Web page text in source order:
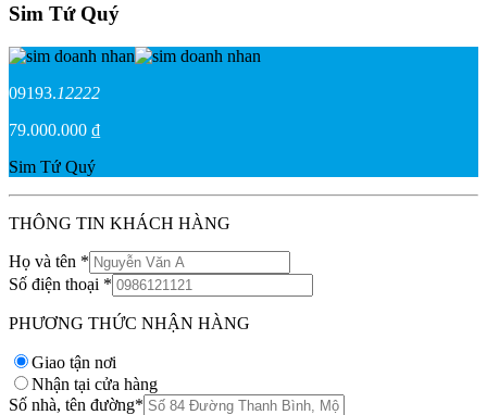
Sim Tứ Quý
09193.12222
79.000.000 ₫
Sim Tứ Quý
THÔNG TIN KHÁCH HÀNG
Họ và tên *
Số điện thoại *
PHƯƠNG THỨC NHẬN HÀNG
Giao tận nơi
Nhận tại cửa hàng
Số nhà, tên đường*